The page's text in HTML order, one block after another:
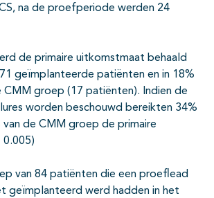
na de proefperiode werden 24
de primaire uitkomstmaat behaald
geïmplanteerde patiënten en in 18%
CMM groep (17 patiënten). Indien de
worden beschouwd bereikten 34%
van de CMM groep de primaire
van 84 patiënten die een proeflead
geïmplanteerd werd hadden in het